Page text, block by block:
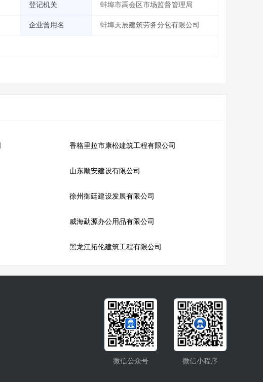
登记机关 蚌埠市禹会区市场监督管理局
企业曾用名 蚌埠天辰建筑劳务分包有限公司
香格里拉市康松建筑工程有限公司
山东顺安建设有限公司
徐州御廷建设发展有限公司
威海勐源办公用品有限公司
黑龙江拓伦建筑工程有限公司
微信公众号
微信小程序